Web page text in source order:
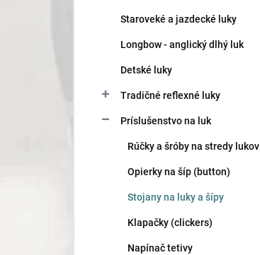
Staroveké a jazdecké luky
Longbow - anglický dlhý luk
Detské luky
Tradičné reflexné luky
Príslušenstvo na luk
Rúčky a šróby na stredy lukov
Opierky na šíp (button)
Stojany na luky a šípy
Klapačky (clickers)
Napínač tetivy